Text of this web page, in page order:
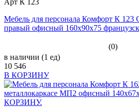
Арт К 123
Мебель для персонала Комфорт К 123
правый офисный 160х90х75
(0)
в наличии (1 ед)
10 546
В КОРЗИНУ